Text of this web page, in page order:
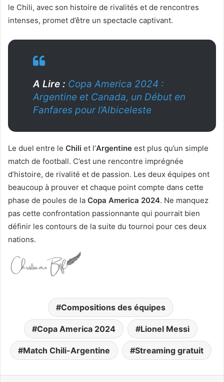
le Chili, avec son histoire de rivalités et de rencontres
intenses, promet d’être un spectacle captivant.
A Lire : Copa America 2024 :
Argentine et Canada, un Début en
Fanfares pour l’Albiceleste
Le duel entre le Chili et l’Argentine est plus qu’un simple
match de football. C’est une rencontre imprégnée
d’histoire, de rivalité et de passion. Les deux équipes ont
beaucoup à prouver et chaque point compte dans cette
phase de poules de la Copa America 2024. Ne manquez
pas cette confrontation passionnante qui pourrait bien
définir les contours de la suite du tournoi pour ces deux
nations.
Compositions des équipes
Copa America 2024 Lionel Messi
Match Chili-Argentine Streaming gratuit